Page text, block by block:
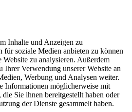
Inhalte und Anzeigen zu
für soziale Medien anbieten zu können
zu analysieren. Außerdem
Ihrer Verwendung unserer Website an
Werbung und Analysen weiter.
Informationen möglicherweise mit
Sie ihnen bereitgestellt haben oder
der Dienste gesammelt haben.